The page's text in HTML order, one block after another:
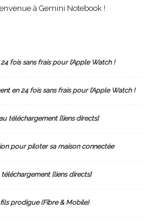
à Gemini Notebook !
fois sans frais pour l’Apple Watch !
en 24 fois sans frais pour l’Apple Watch !
téléchargement [liens directs]
pour piloter sa maison connectée
téléchargement [liens directs]
prodigue (Fibre & Mobile)